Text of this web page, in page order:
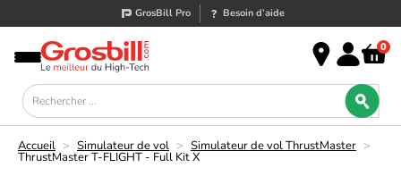
GrosBill Pro Besoin d’aide
0
Accueil > Simulateur de vol > Simulateur de vol ThrustMaster >
ThrustMaster T-FLIGHT - Full Kit X